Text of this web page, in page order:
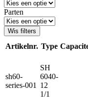
Parten
Wis filters
Artikelnr. Type
sh60-
series-001
SH
6040-
12
1/1